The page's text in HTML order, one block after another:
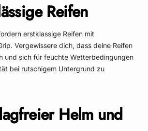
Reifen
erstklassige Reifen mit
Vergewissere dich, dass deine Reifen
und sich für feuchte Wetterbedingungen
bei rutschigem Untergrund zu
Helm und